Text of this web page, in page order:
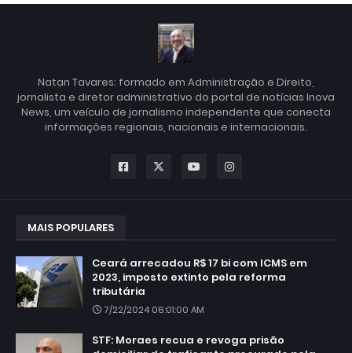
Natan Tavares: formado em Administração e Direito,
jornalista e diretor administrativo do portal de notícias Inova
News, um veículo de jornalismo independente que conecta
informações regionais, nacionais e internacionais.
MAIS POPULARES
Ceará arrecadou R$ 17 bi com ICMS em
2023, imposto extinto pela reforma
tributária
7/22/2024 06:01:00 AM
STF: Moraes recua e revoga prisão